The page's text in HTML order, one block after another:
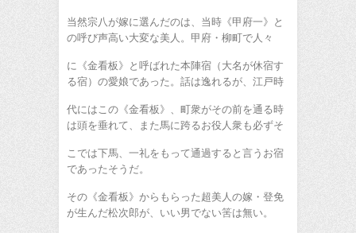
当然宗八が嫁に選んだのは、当時《甲府一》と
の呼び声高い大変な美人。甲府・柳町で人々
に《金看板》と呼ばれた本陣宿（大名が休宿す
る宿）の愛娘であった。話は逸れるが、江戸時
代にはこの《金看板》、町衆がその前を通る時
は頭を垂れて、また馬に跨るお役人衆も必ずそ
こでは下馬、一礼をもって通過すると言うお宿
であったそうだ。
その《金看板》からもらった超美人の嫁・登免
が生んだ松次郎が、いい男でない筈は無い。